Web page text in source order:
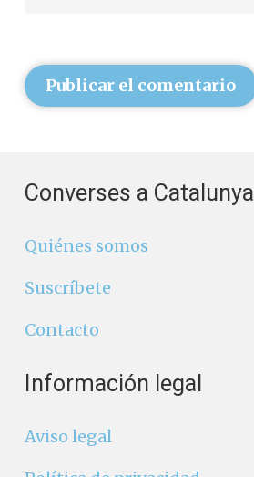
Publicar el comentario
Converses a Catalunya
Quiénes somos
Suscríbete
Contacto
Información legal
Aviso legal